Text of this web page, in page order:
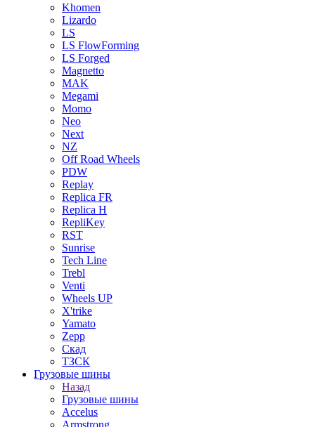
Khomen
Lizardo
LS
LS FlowForming
LS Forged
Magnetto
MAK
Megami
Momo
Neo
Next
NZ
Off Road Wheels
PDW
Replay
Replica FR
Replica H
RepliKey
RST
Sunrise
Tech Line
Trebl
Venti
Wheels UP
X'trike
Yamato
Zepp
Скад
ТЗСК
Грузовые шины
Назад
Грузовые шины
Accelus
Armstrong